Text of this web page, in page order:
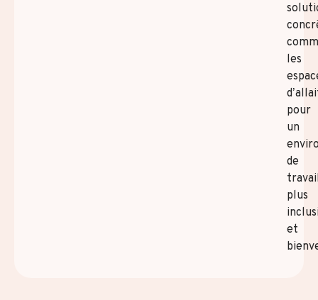
les
pour
un
de
plus
et